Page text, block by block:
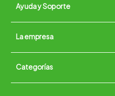
Ayuda y Soporte
Contacto vía WhatsApp
Términos y condiciones
La empresa
Quiénes somos
Trabaja con nosotros
Categorías